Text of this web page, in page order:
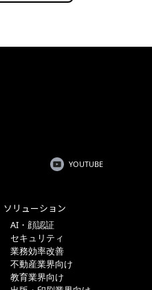
YOUTUBE
ソリューション
AI・顔認証
セキュリティ
業務効率改善
不動産業界向け
教育業界向け